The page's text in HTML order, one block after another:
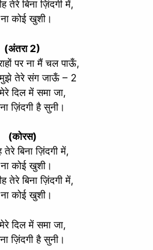
तेरे बिना ज़िंदगी में,
कोई खुशी।
(अंतरा 2)
पर ना मैं चल पाऊँ,
मुझे तेरे संग जाऊँ – 2
दिल में समा जा,
ज़िंदगी है सुनी।
(कोरस)
तेरे बिना ज़िंदगी में,
कोई खुशी।
तेरे बिना ज़िंदगी में,
कोई खुशी।
दिल में समा जा,
ज़िंदगी है सुनी।